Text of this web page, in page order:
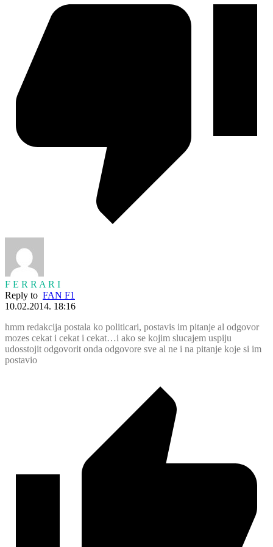
F E R R A R I
Reply to FAN F1
10.02.2014. 18:16
hmm redakcija postala ko politicari, postavis im pitanje al odgovor
mozes cekat i cekat i cekat…i ako se kojim slucajem uspiju
udosstojit odgovorit onda odgovore sve al ne i na pitanje koje si im
postavio